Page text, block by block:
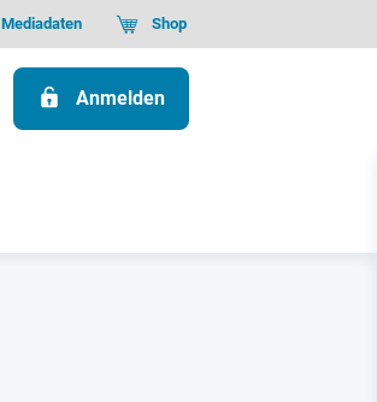
Mediadaten Shop
Anmelden